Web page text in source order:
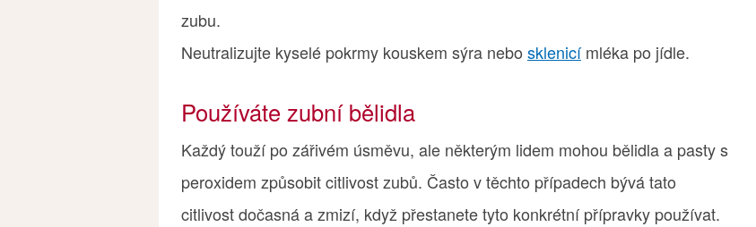
zubu.
Neutralizujte kyselé pokrmy kouskem sýra nebo sklenicímléka po jídle.
Používáte zubní bělidla
Každý touží po zářivém úsměvu, ale některým lidem mohou bělidla a pasty s
peroxidem způsobit citlivost zubů. Často v těchto případech bývá tato
citlivost dočasná a zmizí, když přestanete tyto konkrétní přípravky používat.